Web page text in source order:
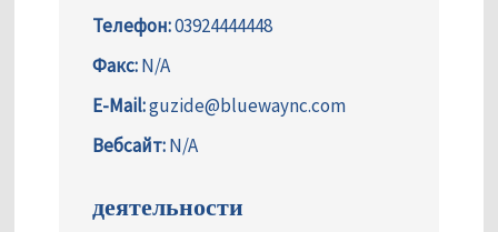
Телефон:03924444448
Факс:N/A
E-Mail:guzide@bluewaync.com
Вебсайт:N/A
деятельности